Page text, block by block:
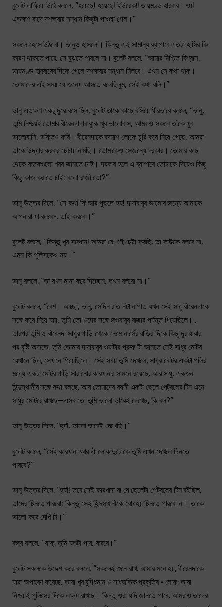
বুলেট লাফিয়ে উঠে বললে, “হয়েছে! হয়েছে! ইউরেকা! ডায়মণ্ড হারবার। ওঃ!
এতক্ষণ বাদে দশক্ষরার সন্ধান কিছুটা পাওয়া গেল।”
সকলে হেসে উঠলো। ভানুও হাসলো। কিন্তু এই সামান্য ব্যাপাবে এতটা হাসির কি
কারণ থাকতে পারে, সে বুঝতে পারলে না। বুলেট বললে, “আমার নিশ্চিত বিশ্বাস,
ডায়মণ্ড হারবারের দিকে গেলে দশক্ষরার সন্ধান মিলবে। এখন সে কথা থাক।
তোমাদের এই সময় যে জন্যে আসতে বলেছিলুম, সেই কথা বলি।”
ভানু এতক্ষণ একটু দূরে বসে ছিল, বুলেট তাকে কাছে বসিয়ে ধীরভাবে বললে, “ভানু,
তুমি নিশ্চয়ই তোমাব বীরেনদাদাবাবুকে খুব ভালোবাস, আমবাও সকলে তাঁকে খুব
ভালোবাসি, ভক্তিও করি। বীরেনদাকে বদমাশ লোকে চুরি করে নিয়ে গেছে, আমরা
তাঁকে উদ্ধার করবার চেষ্টায় নামছি। তোমাকেও সেজন্যে দরকার। তোমার কাছ
থেকে কতকগুলো খবর জানতে চাই। দরকার হলে এ ব্যাপারে তোমাকে দিয়েও কিছু
কিছু কাজ করাতে চাই; বলো রাজী তো?”
ভানু উত্তর দিলে, “সে কথা কি আর পুছতে হয়! দাদাবাবুর ভালোর জন্যে আমাকে
আপনারা যা বলবেন, তাই করবো।”
বুলেট বললে, “কিন্তু খুব সাবধান! আমরা যে এই চেষ্টা করছি, তা কাউকে বলবে না,
এমন কি পুলিসকেও নয়।”
ভানু বললে, “তা যখন মানা করে দিচ্ছেন, তখন বলবো না।”
বুলেট বললে, “বেশ। আচ্ছা, ভানু, সেদিন রাত নটা নাগাত যখন সেই সাধু বীরেনদাকে
সঙ্গে করে নিয়ে যায়, তুমি তো ওদের সঙ্গে জগুবাবুর বাজার পর্যন্ত গিয়েছিলে। .
তারপর তুমি ও বীরেনদা সাধুর গাড়ি থেকে নেমে নার্সের বাড়ির দিকে কিছু দূর যাবার
পর বৃষ্টি আসতে, তুমি তোমার দাদাবাবুর ওয়াটার প্রুফ টা আনতে সেই সাধুর মোটর
যেখানে ছিল, সেখানে গিয়েছিলে। সেই সময় তুমি দেখলে, সাধুর মোটর একটা গলির
মধ্যে একটা মোটর গাড়ি সারানোর কারখানার সামনে রয়েছে, আর সাধু, একজন
হিন্দুস্থানীর সঙ্গে কথা বলছে, আর তোমাদের বয়সী একটা ছেলে পেট্রলের টিন এনে
সাধুর মোটরে রাখছে—এসব তো তুমি ভালো ভাবেই দেখেছ, কি বল?”
ভানু উত্তর দিলে, “হ্যাঁ, ভালো ভাবেই দেখেছি।”
বুলেট বললে, “সেই কারখানা আর ঐ লোক দুটোকে তুমি এখন দেখলে চিনতে
পারবে?”
ভানু উত্তর দিলে, “হ্যাঁ! তবে সেই কারখানা বা যে ছেলেটা পেট্রলের টিন বইছিল,
তাদের চিনতে পারবো; কিন্তু সেই হিন্দুস্থানীকে বোধহয় চিনতে পারবো না। তাকে
ভালো করে দেখি নি।”
বজ্র বললে, “যাক্, তুমি যতটা পার, করবে।”
বুলেট সকলকে উদ্দেশ করে বললে, “সকলেই শুনে রাখ, আমার মনে হয়, বীরেনদাকে
যারা অপহরণ করেছে, তারা খুব বুদ্ধিমান ও সাংঘাতিক প্রকৃতির • লোক; তারা
নিশ্চয়ই পুলিসের দিকে লক্ষ্য রাখছে। কিন্তু ওরা যদি জানতে পারে, আমরাও তাদের